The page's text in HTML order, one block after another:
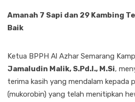
Amanah 7 Sapi dan 29 Kambing
Baik
Ketua BPPH Al Azhar Semarang
Jamaludin Malik, S.Pd.I., M.Si,
terima kasih yang mendalam kepada
(mukorobin) yang telah menitipkan